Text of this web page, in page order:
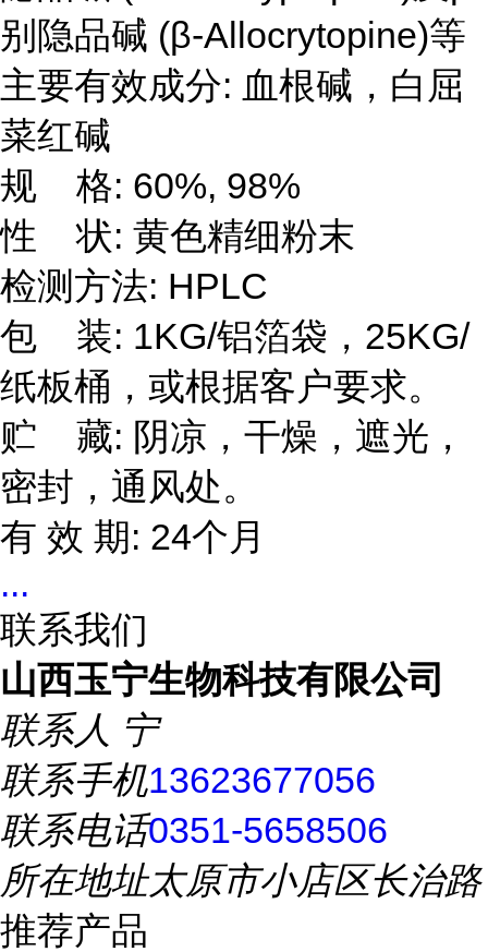
别隐品碱 (β-Allocrytopine)等
主要有效成分: 血根碱，白屈
菜红碱
规 格: 60%, 98%
性 状: 黄色精细粉末
检测方法: HPLC
包 装: 1KG/铝箔袋，25KG/
纸板桶，或根据客户要求。
贮 藏: 阴凉，干燥，遮光，
密封，通风处。
有 效 期: 24个月
...
联系我们
山西玉宁生物科技有限公司
联系人 宁
联系手机13623677056
联系电话0351-5658506
所在地址太原市小店区长治路
推荐产品